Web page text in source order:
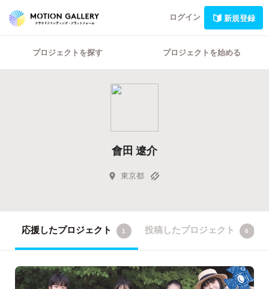
ログイン 新規登録
プロジェクトを探す プロジェクトを始める
會田 遼介
東京都
応援したプロジェクト 1 投稿したプロジェクト 0